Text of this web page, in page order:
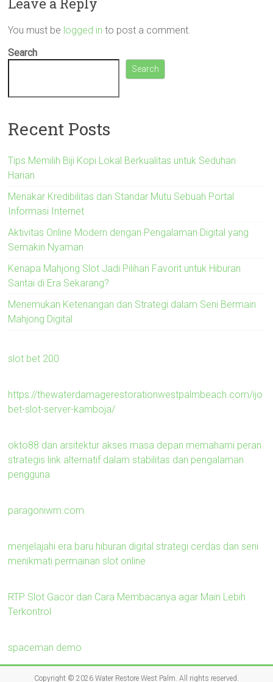
You must be logged in to post a comment.
Search
Search
Recent Posts
Tips Memilih Biji Kopi Lokal Berkualitas untuk Seduhan
Harian
Menakar Kredibilitas dan Standar Mutu Sebuah Portal
Informasi Internet
Aktivitas Online Modern dengan Pengalaman Digital yang
Semakin Nyaman
Kenapa Mahjong Slot Jadi Pilihan Favorit untuk Hiburan
Santai di Era Sekarang?
Menemukan Ketenangan dan Strategi dalam Seni Bermain
Mahjong Digital
slot bet 200
https://thewaterdamagerestorationwestpalmbeach.com/ijo
bet-slot-server-kamboja/
okto88 dan arsitektur akses masa depan memahami peran
strategis link alternatif dalam stabilitas dan pengalaman
pengguna
paragoniwm.com
menjelajahi era baru hiburan digital strategi cerdas dan seni
menikmati permainan slot online
RTP Slot Gacor dan Cara Membacanya agar Main Lebih
Terkontrol
spaceman demo
Copyright © 2026 Water Restore West Palm . All rights reserved.